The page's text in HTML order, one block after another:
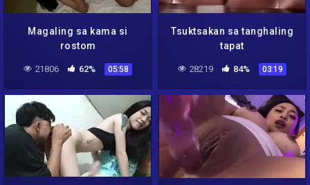
Magaling sa kama si
rostom
21806 62% 05:58
Tsuktsakan sa tanghaling
tapat
28219 84% 03:19